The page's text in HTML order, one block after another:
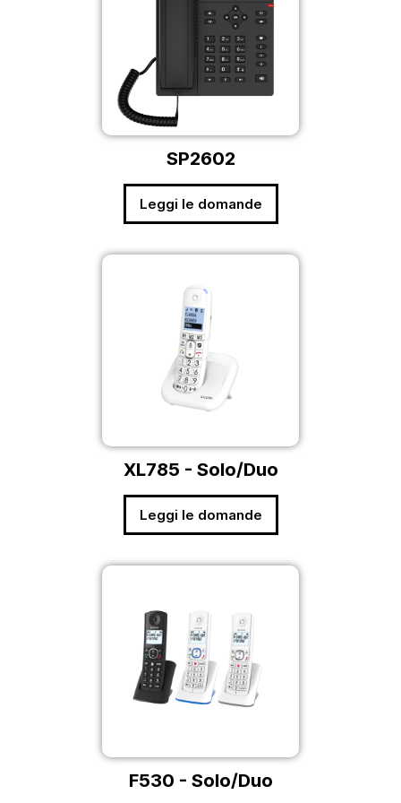
SP2602
Leggi le domande
XL785 - Solo/Duo
Leggi le domande
F530 - Solo/Duo